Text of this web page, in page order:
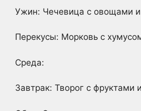
Ужин: Чечевица с овощами и
Перекусы: Морковь с
Среда:
Завтрак: Творог с фруктами